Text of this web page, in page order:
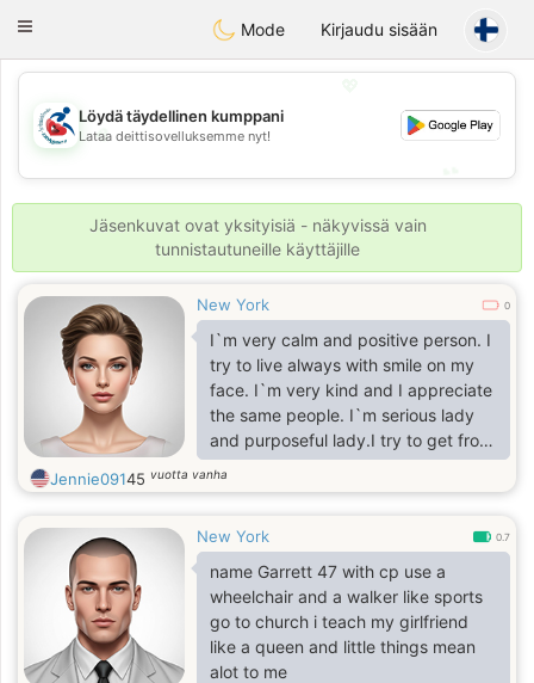
Handi Space
Toggle
Mode Kirjaudu sisään
💖
💕
Löydä täydellinen kumppani
Lataa deittisovelluksemme nyt!
Jäsenkuvat ovat yksityisiä - näkyvissä vain
tunnistautuneille käyttäjille
New York 0
I`m very calm and positive person. I
try to live always with smile on my
face. I`m very kind and I appreciate
the same people. I`m serious lady
and purposeful lady.I try to get from
life everything positive and nice,
because it is very important for me
romantic so much, because I`m one
of the most romantic woman. I`ll be
passionate with one person who`ll
find right way to my heart and soul. I
am joyful, I am passionate and I am
real. I am a person who enjoys
Jennie09145 vuotta vanha
New York 0.7
name Garrett 47 with cp use a
wheelchair and a walker like sports
go to church i teach my girlfriend
like a queen and little things mean
alot to me